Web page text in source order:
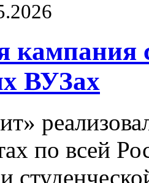
кампания
ВУЗах
по всей